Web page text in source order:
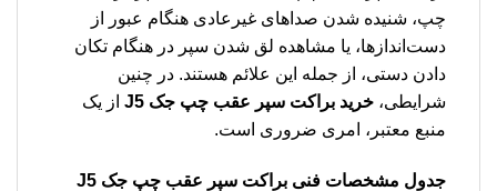
چپ، شنیده شدن صداهای غیرعادی هنگام عبور از
دست‌اندازها، یا مشاهده لق شدن سپر در هنگام تکان
دادن دستی، از جمله این علائم هستند. در چنین
شرایطی، خرید براکت سپر عقب چپ جک J5
از یک
منبع معتبر، امری ضروری است.
جدول مشخصات فنی براکت سپر عقب چپ جک J5